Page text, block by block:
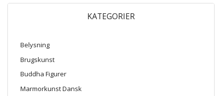
KATEGORIER
Belysning
Brugskunst
Buddha Figurer
Marmorkunst Dansk